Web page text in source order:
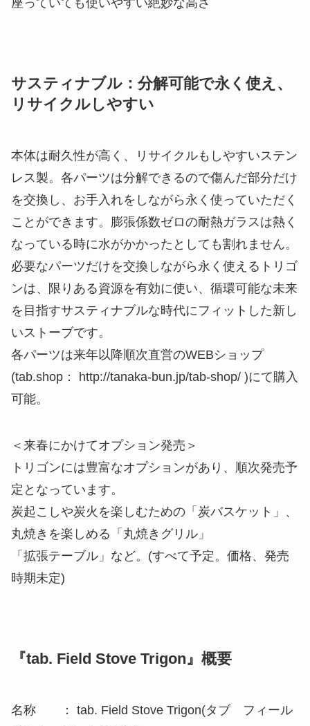
を交換し、お手入れをしながら永く使っていただく
ことができます。膨張係数ゼロの耐熱ガラスは熱く
ンは、限りある資源を有効に使い、循環可能な未来
を目指すサスティナブルな時代にフィットした新し
いストーブです。
各パーツは来年以降順次直営のWEBショップ
(tab.shop： http://tanaka-bun.jp/tab-shop/ )にて購入
可能。
＜来春にかけてオプション発売＞
トリゴンには豊富なオプションがあり、順次発売予
定となっています。
炭起こしや炭火を楽しむための「炭バスケット」、
丸焼きを楽しめる「丸焼きグリル」
時期未定)
『tab. Field Stove Trigon』概要
名称 ： tab. Field Stove Trigon(タブ フィール
発送時期： 12月上旬予定
重量 ： 6.6Kg